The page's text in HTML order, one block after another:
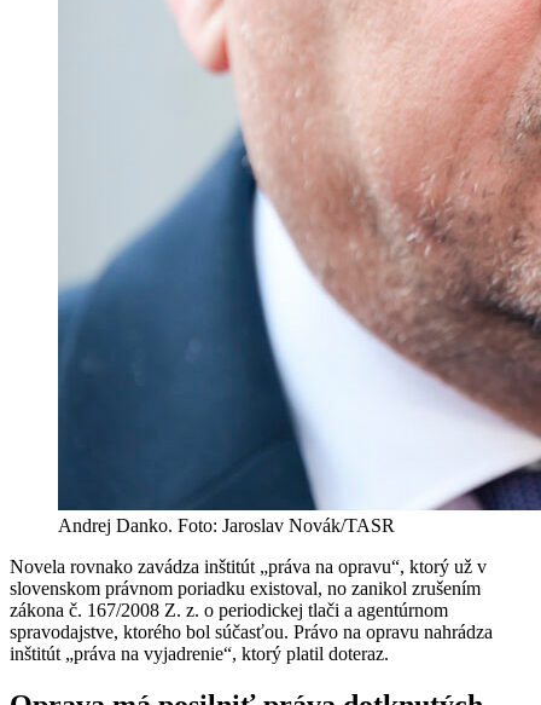
Andrej Danko. Foto: Jaroslav Novák/TASR
Novela rovnako zavádza inštitút „práva na opravu“, ktorý už v
slovenskom právnom poriadku existoval, no zanikol zrušením
zákona č. 167/2008 Z. z. o periodickej tlači a agentúrnom
spravodajstve, ktorého bol súčasťou. Právo na opravu nahrádza
inštitút „práva na vyjadrenie“, ktorý platil doteraz.